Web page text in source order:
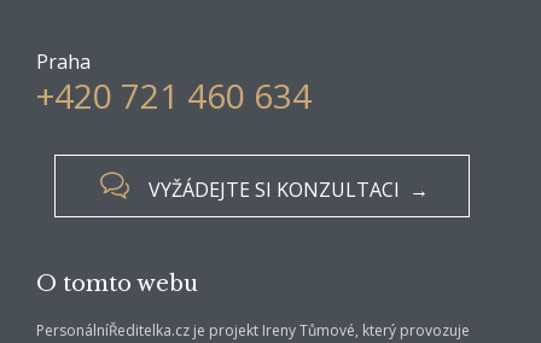
Praha
+420 721 460 634
 VYŽÁDEJTE SI KONZULTACI →
O tomto webu
PersonálníŘeditelka.cz je projekt Ireny Tůmové, který provozuje